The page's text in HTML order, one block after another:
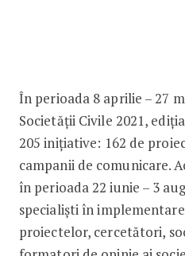
În perioada 8 aprilie – 27
Societății Civile 2021,
205 inițiative: 162 de
campanii de comunicare.
în perioada 22 iunie – 3
specialişti în
proiectelor, cercetători,